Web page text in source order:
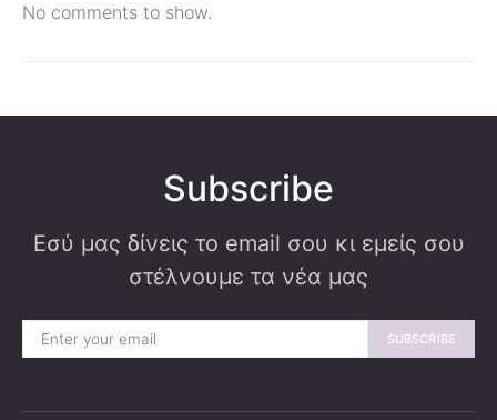
No comments to show.
Subscribe
Εσύ μας δίνεις το email σου κι εμείς σου
στέλνουμε τα νέα μας
SUBSCRIBE